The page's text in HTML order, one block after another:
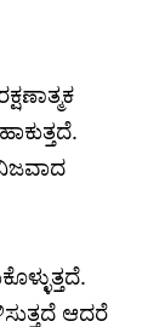
ಆದರೆ